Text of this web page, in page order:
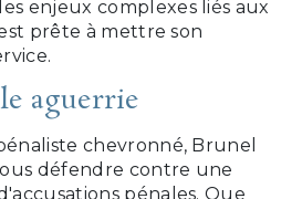
enjeux complexes liés aux
prête à mettre son
aguerrie
chevronné, Brunel
défendre contre une
pénales. Que